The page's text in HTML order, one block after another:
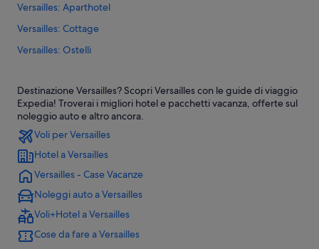
Versailles: Aparthotel
Versailles: Cottage
Versailles: Ostelli
Versailles: Residence
Versailles: Castelli
Versailles: Case private in affitto
Versailles: B&B
Versailles: Appartamenti
Versailles: Guest house
Versailles: Ville
Versailles: Case galleggianti
Destinazione Versailles? Scopri Versailles con le guide di viaggio
Expedia! Troverai i migliori hotel e pacchetti vacanza, offerte sul
noleggio auto e altro ancora.
Voli per Versailles
Hotel a Versailles
Versailles - Case Vacanze
Noleggi auto a Versailles
Voli+Hotel a Versailles
Cose da fare a Versailles